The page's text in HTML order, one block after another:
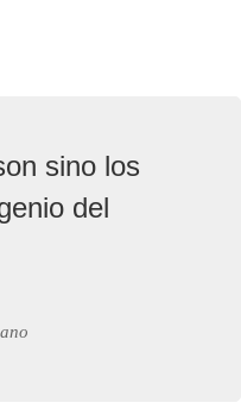
sino los
del